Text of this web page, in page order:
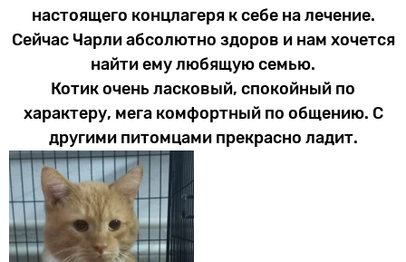
настоящего концлагеря к себе на лечение.
Сейчас Чарли абсолютно здоров и нам хочется
найти ему любящую семью.
Котик очень ласковый, спокойный по
характеру, мега комфортный по общению. С
другими питомцами прекрасно ладит.